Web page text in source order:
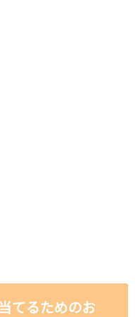
てるためのお